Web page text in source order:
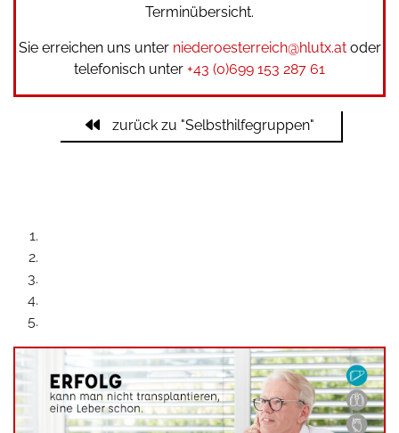
Terminübersicht.
Sie erreichen uns unter niederoesterreich@hlutx.atoder
telefonisch unter +43 (0)699 153 287 61
zurück zu "Selbsthilfegruppen"